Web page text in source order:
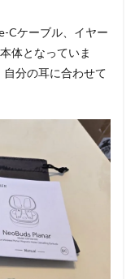
Cケーブル、イヤー
体となっていま
分の耳に合わせて